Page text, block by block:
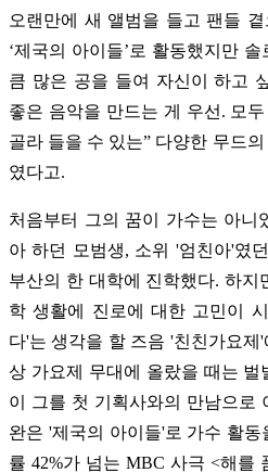
오랜만에 새 앨범을 들고 팬들
‘제국의 아이들’로 활동했지만
큼 많은 공을 들여 자신이 하고
좋은 음악을 만드는 게 우선. 모
골라 들을 수 있는” 다양한 무드
였다고.
처음부터 그의 꿈이 가수는 아니
아 하던 모범생, 소위 '엄친아'였던
부산의 한 대학에 진학했다. 하지
학 생활에 진로에 대한 고민이
다'는 생각을 할 즈음 '친친가요
상 가요제 무대에 올랐을 때는 벌
이 그를 첫 기획사와의 만남으로
완은 '제국의 아이들'로 가수 활
률 42%가 넘는 MBC 사극 <해를